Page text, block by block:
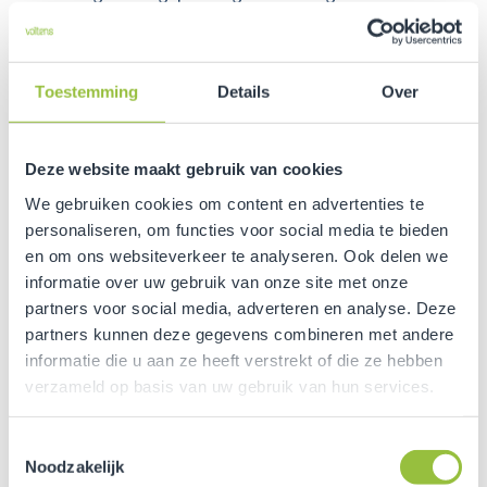
Toestemming Details Over
Deze website maakt gebruik van cookies
We gebruiken cookies om content en advertenties te
personaliseren, om functies voor social media te bieden
en om ons websiteverkeer te analyseren. Ook delen we
informatie over uw gebruik van onze site met onze
partners voor social media, adverteren en analyse. Deze
partners kunnen deze gegevens combineren met andere
informatie die u aan ze heeft verstrekt of die ze hebben
verzameld op basis van uw gebruik van hun services.
Noodzakelijk
Lokaliseren en verhelpen van kabelfouten in hoog-
Beproeven van mantels en lokaliseren en
verhelpen van mantelfouten in
Voltens denkt met u mee
Dus wilt u 100% ontzorgd worden en geen risico
lopen? Dan staan wij van Voltens voor u klaar!
Download onzekabelmeetwagen leafletvoor alle
informatie of neem vrijblijvend contact met ons op.